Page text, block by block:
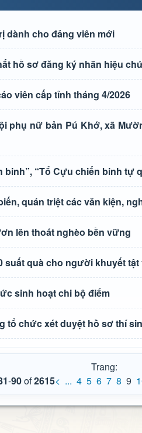
dành cho đảng viên mới
hồ sơ đăng ký nhãn hiệu
viên cấp tỉnh tháng 4/2026
phụ nữ bản Pú Khớ, xã
“Tổ Cựu chiến binh tự
quán triệt các văn kiện,
lên thoát nghèo bền vững
quà cho người khuyết
sinh hoạt chi bộ điểm
tổ chức xét duyệt hồ sơ thí
Trang:
-90of2615< ... 4 5 6 7 8 9